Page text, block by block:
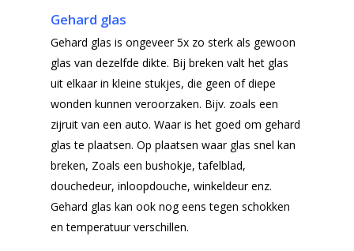
Gehard glas
Gehard glas is ongeveer 5x zo sterk als gewoon
glas van dezelfde dikte. Bij breken valt het glas
uit elkaar in kleine stukjes, die geen of diepe
wonden kunnen veroorzaken. Bijv. zoals een
zijruit van een auto. Waar is het goed om gehard
glas te plaatsen. Op plaatsen waar glas snel kan
breken, Zoals een bushokje, tafelblad,
douchedeur, inloopdouche, winkeldeur enz.
Gehard glas kan ook nog eens tegen schokken
en temperatuur verschillen.
Home